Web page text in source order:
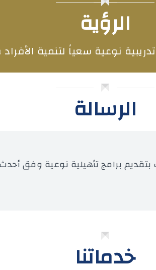
الرؤية
نوعية سعياً لتنمية
الرسالة
برامج تأهيلية نوعية وفق أحدث
خدماتنا